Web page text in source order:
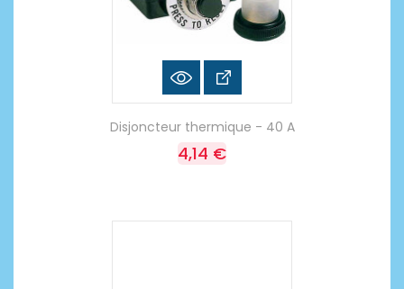
Disjoncteur thermique - 40 A
4,14 €